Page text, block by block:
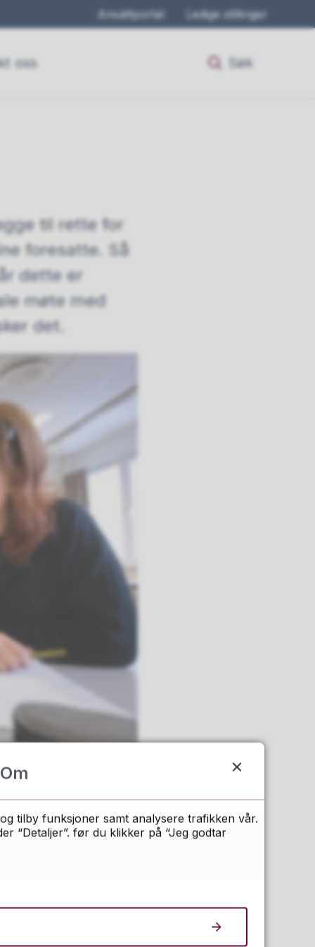
Ansattportal Ledige stillinger
oss Søk
til rette for
foresatte. Så
dette er
møte med
det.
ut varsel til alle
Om
tilby funksjoner samt analysere trafikken vår.
“Detaljer”. før du klikker på “Jeg godtar